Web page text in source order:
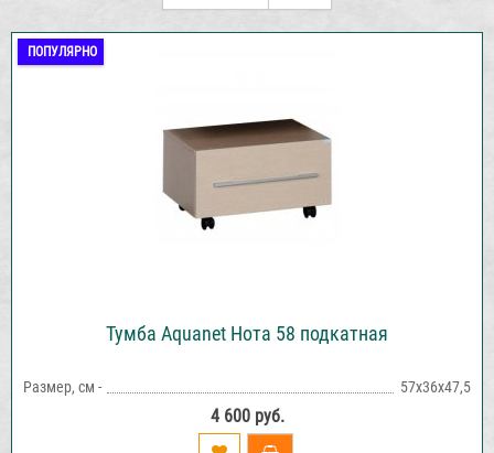
ПОПУЛЯРНО
Тумба Aquanet Нота 58 подкатная
Размер, см - 57х36х47,5
4 600 руб.